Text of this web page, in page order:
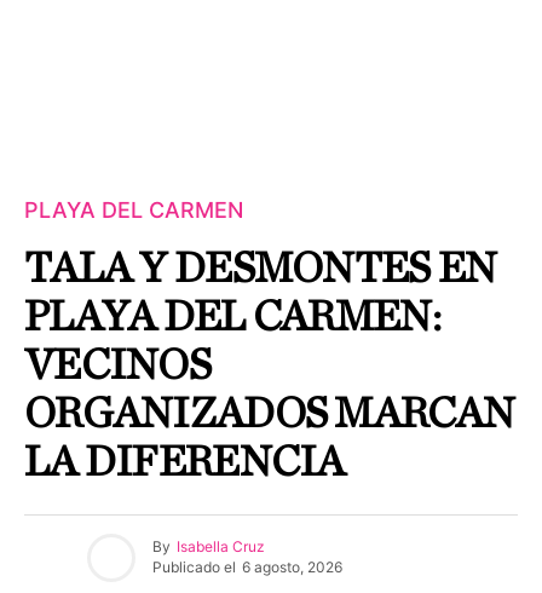
PLAYA DEL CARMEN
TALA Y DESMONTES EN
PLAYA DEL CARMEN:
VECINOS
ORGANIZADOS MARCAN
LA DIFERENCIA
By Isabella Cruz
Publicado el 6 agosto, 2026